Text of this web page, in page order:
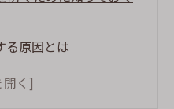
る原因とは
の重要性